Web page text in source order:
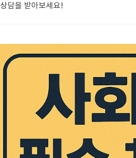
상담을 받아보세요!